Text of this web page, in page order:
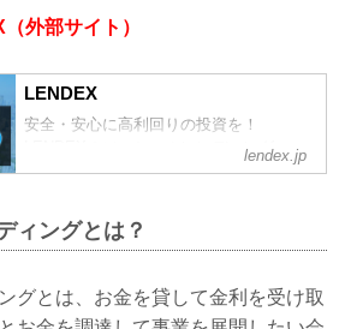
同社は、「RIZIN」をはじめとする格闘技
HP URL:https://jp.rizinff.com/
今回のファンドは2021年度の大会の運営
資金の募集となります。
募集金額：5,000万円（利回り10.00％/
《元金一括返済、配当は毎月支払》
当ファンドは、株式会社ドリーム...
外部サイト）
LENDEX
安全・安心に高利回りの投資を！
LENDEXのソーシャルレンディング
lendex.jp
ィングとは？
グとは、お金を貸して金利を受け取